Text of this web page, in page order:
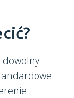
dowolny